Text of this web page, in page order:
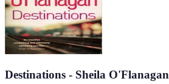
Destinations - Sheila O'Flanagan